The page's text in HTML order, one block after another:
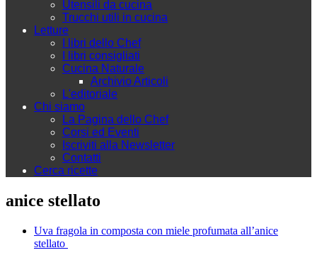
Utensili da cucina
Trucchi utili in cucina
Letture
I libri dello Chef
I libri consigliati
Cucina Naturale
Archivio Articoli
L'editoriale
Chi siamo
La Pagina dello Chef
Corsi ed Eventi
Iscriviti alla Newsletter
Contatti
Cerca ricette
anice stellato
Uva fragola in composta con miele profumata all’anice
stellato